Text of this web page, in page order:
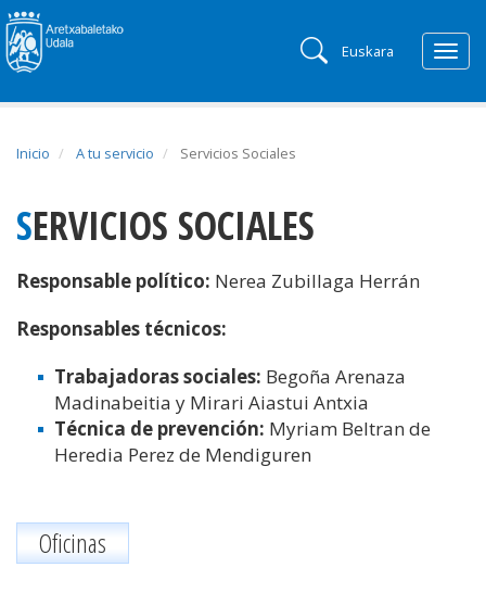
Euskara
Inicio A tu servicio Servicios Sociales
SERVICIOS SOCIALES
Responsable político: Nerea Zubillaga Herrán
Responsables técnicos:
Trabajadoras sociales: Begoña Arenaza
Madinabeitia y Mirari Aiastui Antxia
Técnica de prevención: Myriam Beltran de
Heredia Perez de Mendiguren
Oficinas